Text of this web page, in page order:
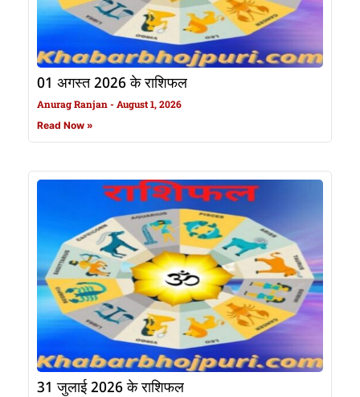
01 अगस्त 2026 के राशिफल
Anurag Ranjan August 1, 2026
Read Now »
31 जुलाई 2026 के राशिफल